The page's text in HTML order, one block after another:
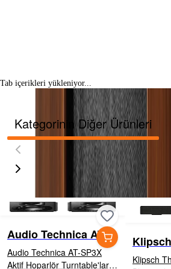
Tab içerikleri yükleniyor...
Kategorinin Diğer Ürünleri
Audio Technica AT-
SP3X Aktif Hoparlör
Audio Technica AT-SP3X
Aktif Hoparlör Turntable'lar,
Plus
Klipsch